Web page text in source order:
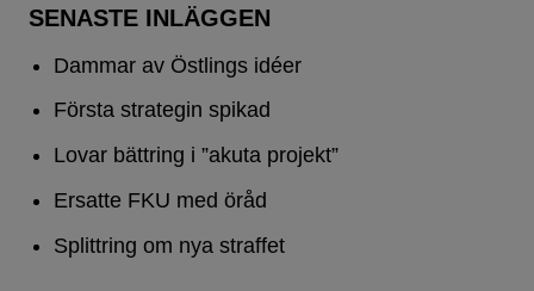
SENASTE INLÄGGEN
Dammar av Östlings idéer
Första strategin spikad
Lovar bättring i ”akuta projekt”
Ersatte FKU med öråd
Splittring om nya straffet